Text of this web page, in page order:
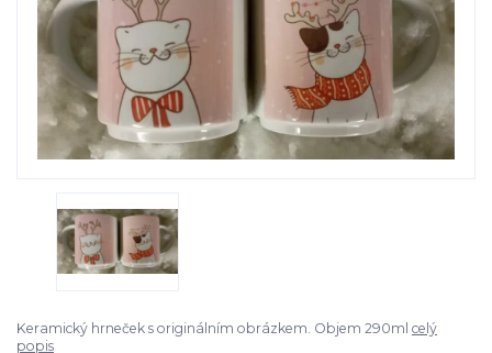
Keramický hrneček s originálním obrázkem. Objem 290ml celý
popis